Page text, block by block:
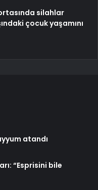
silahlar
çocuk yaşamını
atandı
“Esprisini bile